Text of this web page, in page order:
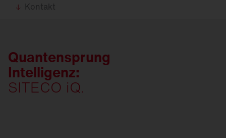
Kontakt
Quantensprung
Intelligenz:
SITECO iQ.